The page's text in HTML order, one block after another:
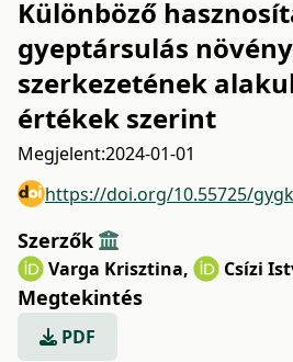
Különböző
gyeptársulás
szerkezetének
értékek szerint
Megjelent:2024-01-01
https://doi.org/10.55725/
Szerzők
Varga Krisztina, Csízi
Megtekintés
PDF